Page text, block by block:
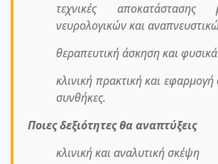
τεχνικές αποκατάστασης
νευρολογικών και
θεραπευτική άσκηση και
κλινική πρακτική και εφαρμογή
συνθήκες.
Ποιες δεξιότητες θα αναπτύξεις
κλινική και αναλυτική σκέψη